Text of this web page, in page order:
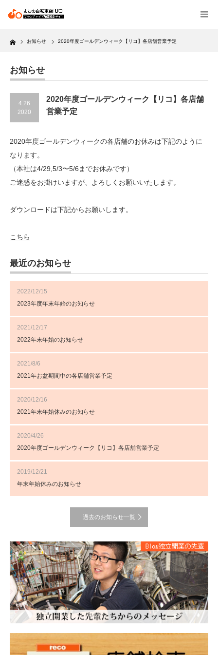
Home お知らせ 2020年度ゴールデンウィーク【リコ】各店舗営業予定
お知らせ
4.26
2020
2020年度ゴールデンウィーク【リコ】各店舗
営業予定
2020年度ゴールデンウィークの各店舗のお休みは下記のように
なります。
（本社は4/29,5/3〜5/6までお休みです）
ご迷惑をお掛けいますが、よろしくお願いいたします。
ダウンロードは下記からお願いします。
こちら
最近のお知らせ
2022/12/15
2023年度年末年始のお知らせ
2021/12/17
2022年末年始のお知らせ
2021/8/6
2021年お盆期間中の各店舗営業予定
2020/12/16
2021年末年始休みのお知らせ
2020/4/26
2020年度ゴールデンウィーク【リコ】各店舗営業予定
2019/12/21
年末年始休みのお知らせ
過去のお知らせ一覧